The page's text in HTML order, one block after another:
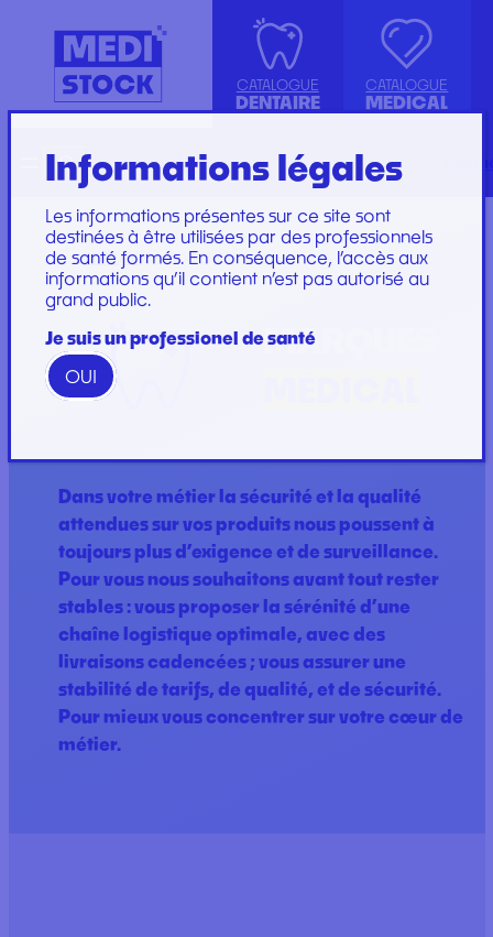
CATALOGUE
DENTAIRE
ASPIRATION
CANULE
COMPRESSE ET COTON
DIVERS
ENDODONTIE
IMPLANTOLOGIE ET
IRRIGATION
INSTRUMENTATION
KIT INSTRUMENTS
LABORATOIRE
PLATEAU
PROTECTION
RESTAURATION ET
GAMME WOODPECKER
Marques
CATALOGUE
MEDICAL
ACCESSOIRES
INJECTION, PRÉLÈVEMENT ET
PERFUSION
CONSOMMABLES
GYNÉCOLOGIE
PROTECTION ET HYGIÈNE
SET DE PANSEMENT
SET DE PERFUSION
SET DE SOINS
SET DE SUTURE
SOINS ET
PANSEMENTS
RechercheEnglish
ACCUEIL/MARQUES MÉDICAL
MARQUES
Dans votre métier la sécurité et la qualité
attendues sur vos produits nous poussent à
toujours plus d’exigence et de surveillance.
Pour vous nous souhaitons avant tout rester
stables : vous proposer la sérénité d’une
chaîne logistique optimale, avec des
livraisons cadencées ; vous assurer une
stabilité de tarifs, de qualité, et de sécurité.
Pour mieux vous concentrer sur votre cœur de
métier.
Informations légales
Les informations présentes sur ce site sont
destinées à être utilisées par des professionnels
de santé formés. En conséquence, l’accès aux
informations qu’il contient n’est pas autorisé au
grand public.
Je suis un professionel de santé
OUI